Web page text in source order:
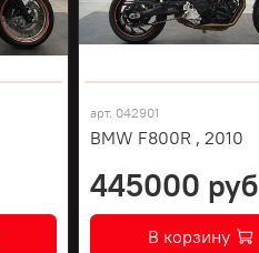
арт. 042901
BMW F800R , 2010
445000 руб
В корзину